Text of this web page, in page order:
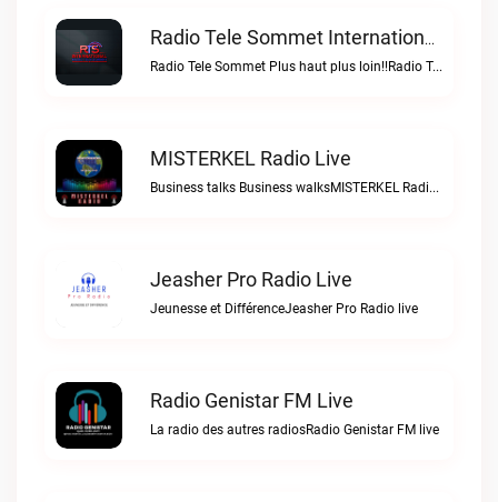
Radio Tele Sommet Internationale Live
Radio Tele Sommet Plus haut plus loin!!Radio Tele Sommet Internationale live
MISTERKEL Radio Live
Business talks Business walksMISTERKEL Radio live
Jeasher Pro Radio Live
Jeunesse et DifférenceJeasher Pro Radio live
Radio Genistar FM Live
La radio des autres radiosRadio Genistar FM live